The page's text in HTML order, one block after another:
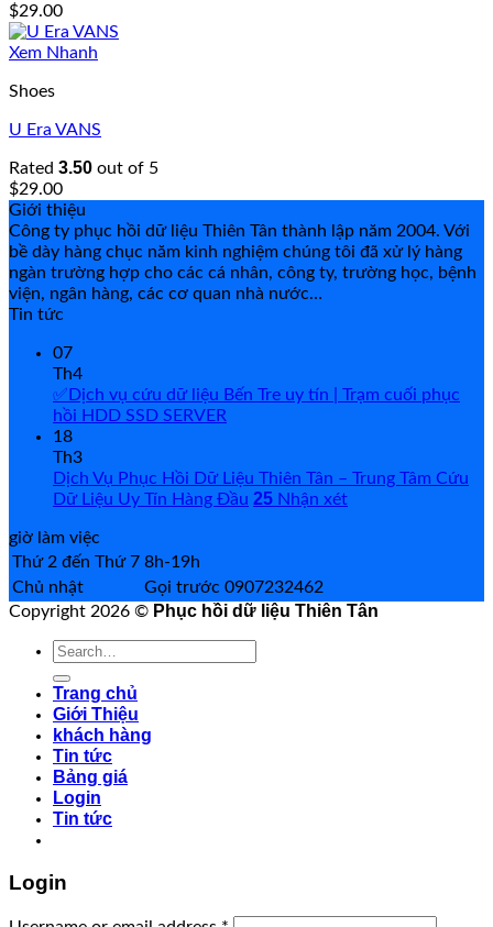
$29.00
Xem Nhanh
Shoes
U Era VANS
Rated 3.50 out of 5
$29.00
Giới thiệu
Công ty phục hồi dữ liệu Thiên Tân thành lập năm 2004. Với
bề dày hàng chục năm kinh nghiệm chúng tôi đã xử lý hàng
ngàn trường hợp cho các cá nhân, công ty, trường học, bệnh
viện, ngân hàng, các cơ quan nhà nước…
Tin tức
07
Th4
✅Dịch vụ cứu dữ liệu Bến Tre uy tín | Trạm cuối phục
hồi HDD SSD SERVER
18
Th3
Dịch Vụ Phục Hồi Dữ Liệu Thiên Tân – Trung Tâm Cứu
Dữ Liệu Uy Tín Hàng Đầu 25 Nhận xét
giờ làm việc
Thứ 2 đến Thứ 7 8h-19h
Chủ nhật
Gọi trước 0907232462
Copyright 2026 © Phục hồi dữ liệu Thiên Tân
Search
Trang chủ
Giới Thiệu
khách hàng
Tin tức
Bảng giá
Login
Tin tức
Login